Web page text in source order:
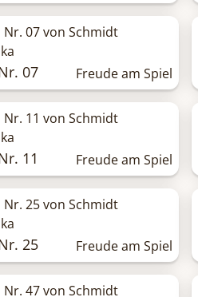
07 Freude am Spiel
11 Freude am Spiel
25 Freude am Spiel